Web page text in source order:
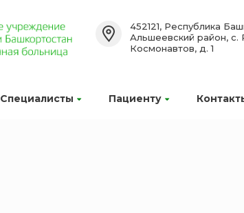
Специалисты Пациенту
452121, Республика
Альшеевский район, с.
Космонавтов, д. 1